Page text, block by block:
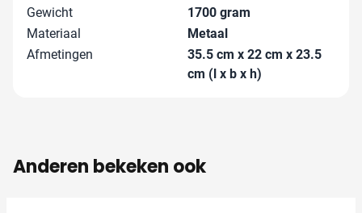
Gewicht
1700 gram
Materiaal
Metaal
Afmetingen
35.5 cm x 22 cm x 23.5
cm (l x b x h)
Anderen bekeken ook